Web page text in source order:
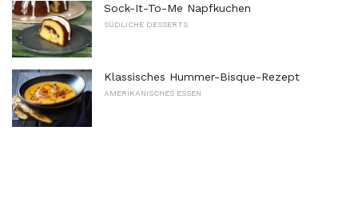
Sock-It-To-Me Napfkuchen
SÜDLICHE DESSERTS
Klassisches Hummer-Bisque-Rezept
AMERIKANISCHES ESSEN